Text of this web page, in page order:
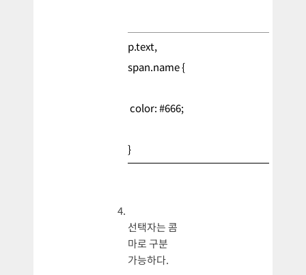
p.text,
span.name {
color: #666;
}
선택자는 콤
마로 구분
가능하다.